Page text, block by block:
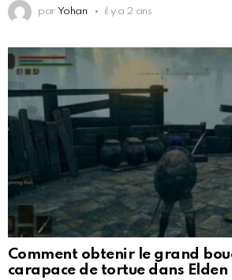
par Yohan il y a 2 ans
Comment obtenir le grand
carapace de tortue dans Elden